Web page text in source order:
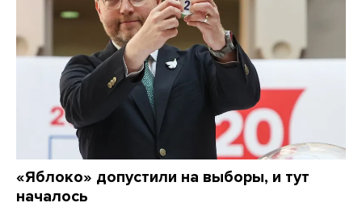
«Яблоко» допустили на выборы, и тут
началось